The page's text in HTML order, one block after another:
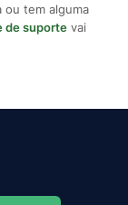
ou tem alguma
de suporte vai